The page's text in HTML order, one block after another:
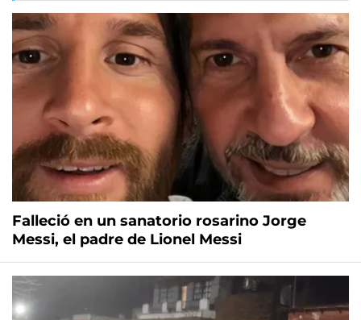
Falleció en un sanatorio rosarino Jorge
Messi, el padre de Lionel Messi